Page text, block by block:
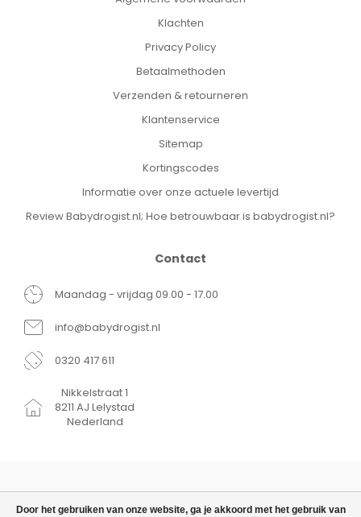
Door het gebruiken van onze website, ga je akkoord met het gebruik van
Klachten
Privacy Policy
Betaalmethoden
Verzenden & retourneren
Klantenservice
Sitemap
Kortingscodes
Informatie over onze actuele levertijd
Review Babydrogist.nl; Hoe betrouwbaar is babydrogist.nl?
Contact
Maandag - vrijdag 09.00 - 17.00
info@babydrogist.nl
0320 417 611
Nikkelstraat 1
8211 AJ Lelystad
Nederland